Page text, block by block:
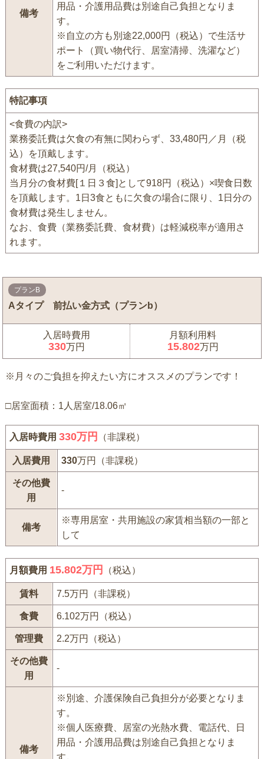
備考
用品・介護用品費は別途自己負担となりま
す。
※自立の方も別途22,000円（税込）で生活サ
ポート（買い物代行、居室清掃、洗濯など）
をご利用いただけます。
特記事項
<食費の内訳>
業務委託費は欠食の有無に関わらず、33,480円／月（税
込）を頂戴します。
食材費は27,540円/月（税込）
当月分の食材費[１日３食]として918円（税込）×喫食日数
を頂戴します。1日3食ともに欠食の場合に限り、1日分の
食材費は発生しません。
なお、食費（業務委託費、食材費）は軽減税率が適用さ
れます。
プランB
Aタイプ 前払い金方式（プランb）
入居時費用
330万円
月額利用料
15.802万円
※月々のご負担を抑えたい方にオススメのプランです！
□居室面積：1人居室/18.06㎡
入居時費用330万円 （非課税）
入居費用 330万円（非課税）
その他費
用
-
備考
※専用居室・共用施設の家賃相当額の一部と
して
月額費用 15.802万円 （税込）
賃料 7.5万円（非課税）
食費 6.102万円（税込）
管理費 2.2万円（税込）
その他費
用
-
備考
※別途、介護保険自己負担分が必要となりま
す。
※個人医療費、居室の光熱水費、電話代、日
用品・介護用品費は別途自己負担となりま